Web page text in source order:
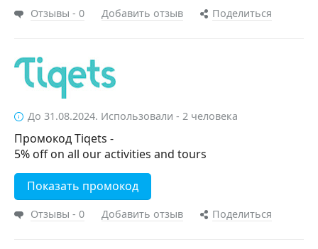
Отзывы - 0 Добавить отзыв Поделиться
До 31.08.2024. Использовали - 2 человека
Промокод Tiqets -
5% off on all our activities and tours
Показать промокод
Отзывы - 0 Добавить отзыв Поделиться